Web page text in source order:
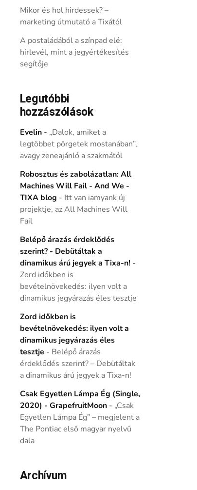
Mikor és hol hirdessek? –
marketing útmutató a Tixától
A postaládából a színpad elé:
hírlevél, mint a jegyértékesítés
segítője
Legutóbbi
hozzászólások
Evelin- „Dalok, amiket a
legtöbbet pörgetek mostanában”,
avagy zeneajánló a szakmától
Robosztus és zabolázatlan: All
Machines Will Fail - And We -
TIXA blog - Itt van iamyank új
projektje, az All Machines Will
Fail
Belépő árazás érdeklődés
szerint? - Debütáltak a
dinamikus árú jegyek a Tixa-n! -
Zord időkben is
bevételnövekedés: ilyen volt a
dinamikus jegyárazás éles tesztje
Zord időkben is
bevételnövekedés: ilyen volt a
dinamikus jegyárazás éles
tesztje - Belépő árazás
érdeklődés szerint? – Debütáltak
a dinamikus árú jegyek a Tixa-n!
Csak Egyetlen Lámpa Ég (Single,
2020) - GrapefruitMoon- „Csak
Egyetlen Lámpa Ég” – megjelent a
The Pontiac első magyar nyelvű
dala
Archívum